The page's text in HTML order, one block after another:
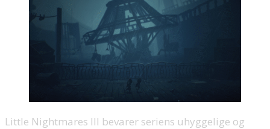
Little Nightmares III bevarer seriens uhyggelige og